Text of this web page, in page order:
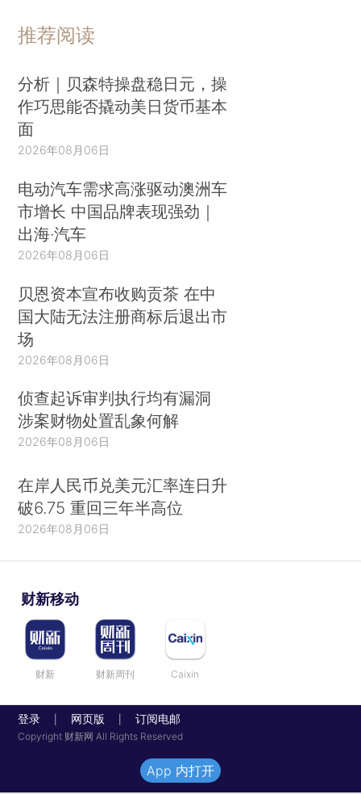
推荐阅读
分析｜贝森特操盘稳日元，操
作巧思能否撬动美日货币基本
面
2026年08月06日
电动汽车需求高涨驱动澳洲车
市增长 中国品牌表现强劲｜
出海·汽车
2026年08月06日
贝恩资本宣布收购贡茶 在中
国大陆无法注册商标后退出市
场
2026年08月06日
侦查起诉审判执行均有漏洞
涉案财物处置乱象何解
2026年08月06日
在岸人民币兑美元汇率连日升
破6.75 重回三年半高位
2026年08月06日
财新移动
财新 财新周刊 Caixin
登录 网页版 订阅电邮
Copyright 财新网 All Rights Reserved
App 内打开